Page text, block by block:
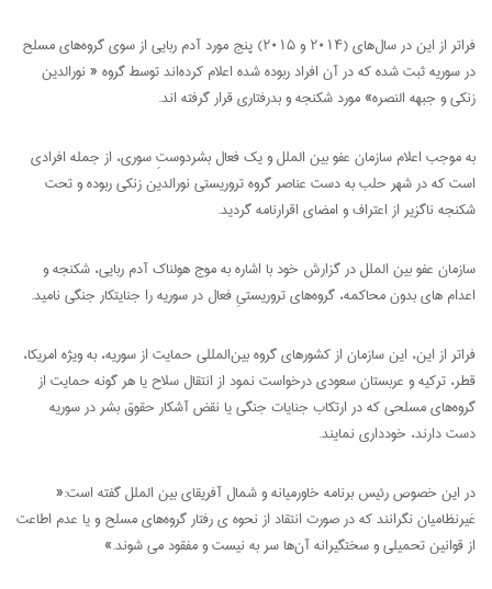
فراتر از این در سال‌های (۲۰۱۴ و ۲۰۱۵) پنج مورد آدم ربایی از سوی گروه‌های مسلح
در سوریه ثبت شده که در آن افراد ربوده شده اعلام کرده‌اند توسط گروه « نورالدین
زنکی و جبهه النصره» مورد شکنجه و بدرفتاری قرار گرفته اند.
به موجب اعلام سازمان عفو بین الملل و یک فعال بشردوستِ سوری، از جمله افرادی
است که در شهر حلب به دست عناصر گروه تروریستی نورالدین زنکی ربوده و تحت
شکنجه ناگزیر از اعتراف و امضای اقرارنامه گردید.
سازمان عفو بین الملل در گزارش خود با اشاره به موج هولناک آدم ربایی، شکنجه و
اعدام های بدون محاکمه، گروه‌های تروریستیِ فعال در سوریه را جنایتکار جنگی نامید.
فراتر از این، این سازمان از کشورهای گروه بین‌المللی حمایت از سوریه، به ویژه امریکا،
قطر، ترکیه و عربستان سعودی درخواست نمود از انتقال سلاح یا هر گونه حمایت از
گروه‌های مسلحی که در ارتکاب جنایات جنگی یا نقض آشکار حقوق بشر در سوریه
دست دارند، خودداری نمایند.
در این خصوص رئیس برنامه خاورمیانه و شمال آفریقای بین الملل گفته است:«
غیرنظامیان نگرانند که در صورت انتقاد از نحوه ی رفتار گروه‌های مسلح و یا عدم اطاعت
از قوانین تحمیلی و سختگیرانه آن‌ها سر به نیست و مفقود می شوند.»